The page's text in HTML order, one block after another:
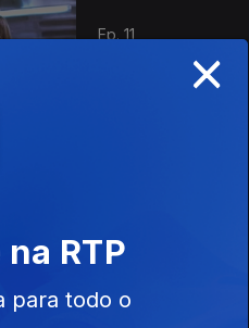
Ep. 11
A Educação de
Juntos em
Sonhos
×
RTP
para todo o